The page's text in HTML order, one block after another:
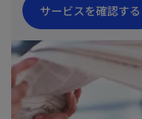
サービスを確認する
新
し
い
ブ
で